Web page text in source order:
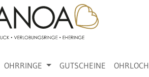
OHRRINGE GUTSCHEINE